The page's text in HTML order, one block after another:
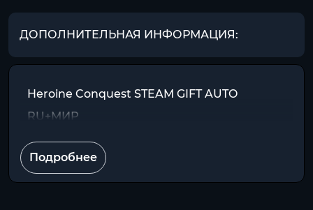
ДОПОЛНИТЕЛЬНАЯ ИНФОРМАЦИЯ:
Heroine Conquest STEAM GIFT AUTO
RU+МИР
Подробнее